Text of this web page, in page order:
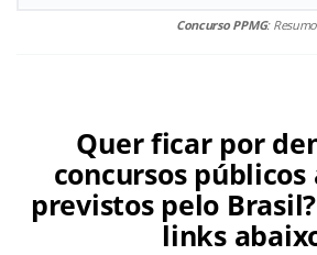
Concurso PPMG: Resumo
Quer ficar por
concursos públicos
previstos pelo
links